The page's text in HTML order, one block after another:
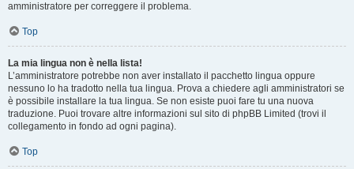
amministratore per correggere il problema.
Top
La mia lingua non è nella lista!
L’amministratore potrebbe non aver installato il pacchetto lingua oppure
nessuno lo ha tradotto nella tua lingua. Prova a chiedere agli amministratori se
è possibile installare la tua lingua. Se non esiste puoi fare tu una nuova
traduzione. Puoi trovare altre informazioni sul sito di phpBB Limited (trovi il
collegamento in fondo ad ogni pagina).
Top